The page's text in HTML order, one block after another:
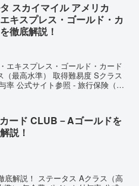
スカイマイル アメリカ
キスプレス・ゴールド・カ
徹底解説！
エキスプレス・ゴールド・カード
最高水準） 取得難易度 Sクラス
率 公式サイト参照 - 旅行保険（国
ード CLUB－Aゴールドを
説！
底解説！ ステータス Aクラス（高